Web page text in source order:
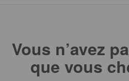
Vous n’avez
que vous